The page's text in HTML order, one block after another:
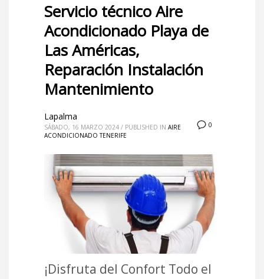
Servicio técnico Aire
Acondicionado Playa de
Las Américas,
Reparación Instalación
Mantenimiento
0
Lapalma
SÁBADO, 16 MARZO 2024 / PUBLISHED IN AIRE
ACONDICIONADO TENERIFE
¡Disfruta del Confort Todo el